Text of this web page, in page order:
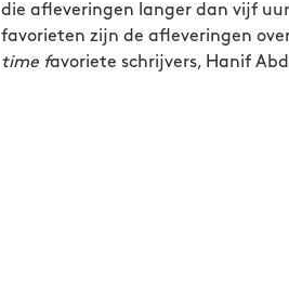
die afleveringen langer dan vijf
favorieten zijn de afleveringen
time favoriete schrijvers, Hanif